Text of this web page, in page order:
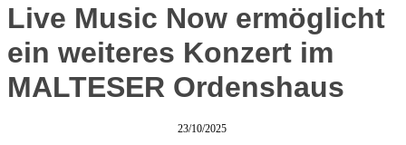
Live Music Now ermöglicht
ein weiteres Konzert im
MALTESER Ordenshaus
23/10/2025